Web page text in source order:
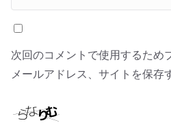
次回のコメントで使用するため
メールアドレス、サイトを保存